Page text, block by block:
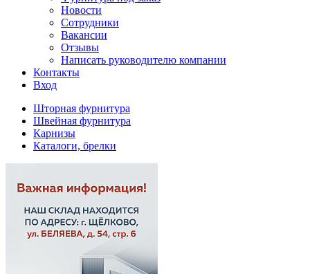
Новости
Сотрудники
Вакансии
Отзывы
Написать руководителю компании
Контакты
Вход
Шторная фурнитура
Швейная фурнитура
Карнизы
Каталоги, брелки